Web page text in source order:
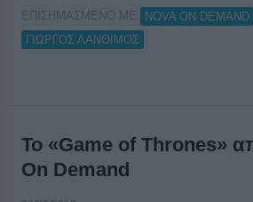
ΕΠΙΣΗΜΑΣΜΕΝΟ ΜΕ: NOVA ON DEMAND
ΓΙΩΡΓΟΣ ΛΑΝΘΙΜΟΣ
To «Game of Thrones»
On Demand